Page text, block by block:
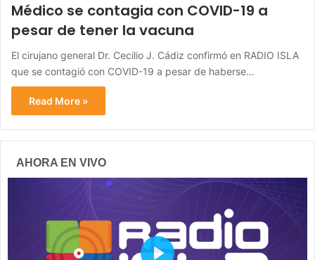
Médico se contagia con COVID-19 a
pesar de tener la vacuna
El cirujano general Dr. Cecilio J. Cádiz confirmó en RADIO ISLA
que se contagió con COVID-19 a pesar de haberse…
Read More »
AHORA EN VIVO